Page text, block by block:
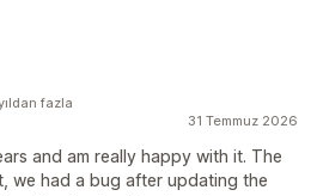
31 Temmuz 2026
and am really happy with it. The
we had a bug after updating the
fazla